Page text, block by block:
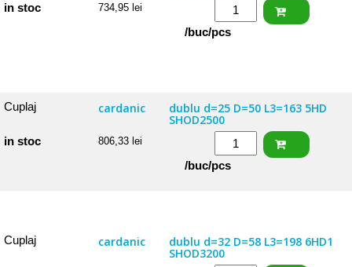
SHOD1800
in stoc 734,95 lei
Cuplaj
D=42
L3=128
SHOD2000
/buc/pcs
Cuplaj cardanic dublu d=25 D=50 L3=163 5HD
SHOD2500
in stoc 806,33 lei
Cuplaj
D=50
L3=163
/buc/pcs
Cuplaj cardanic dublu d=32 D=58 L3=198 6HD1
SHOD3200